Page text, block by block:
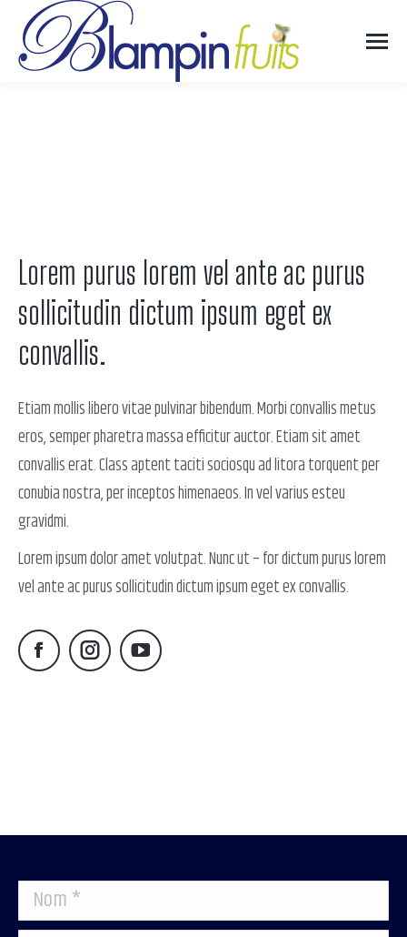
Lorem purus lorem vel ante ac purus
sollicitudin dictum ipsum eget ex
convallis.
Etiam mollis libero vitae pulvinar bibendum. Morbi convallis metus
eros, semper pharetra massa efficitur auctor. Etiam sit amet
convallis erat. Class aptent taciti sociosqu ad litora torquent per
conubia nostra, per inceptos himenaeos. In vel varius esteu
gravidmi.
Lorem ipsum dolor amet volutpat. Nunc ut – for dictum purus lorem
vel ante ac purus sollicitudin dictum ipsum eget ex convallis.
FacebookInstagramYouTube